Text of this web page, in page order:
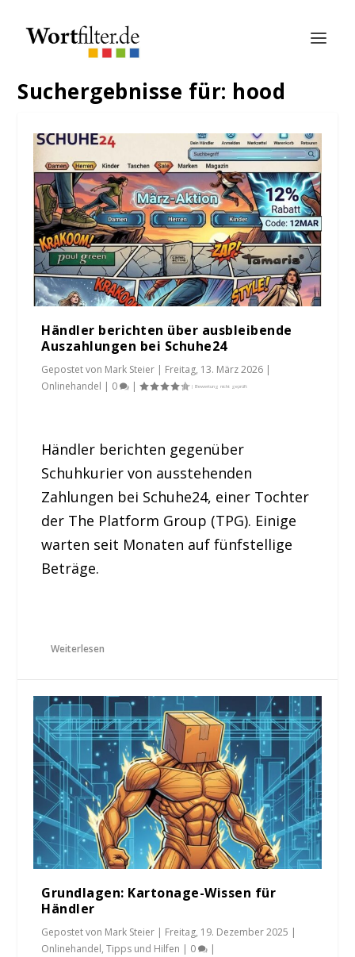
Suchergebnisse für: hood
Händler berichten über ausbleibende
Auszahlungen bei Schuhe24
Gepostet von Mark Steier | Freitag, 13. März 2026 |
Onlinehandel | 0 |
Händler berichten gegenüber
Schuhkurier von ausstehenden
Zahlungen bei Schuhe24, einer Tochter
der The Platform Group (TPG). Einige
warten seit Monaten auf fünfstellige
Beträge.
Weiterlesen
Grundlagen: Kartonage-Wissen für
Händler
Gepostet von Mark Steier | Freitag, 19. Dezember 2025 |
Onlinehandel,Tipps und Hilfen | 0 |